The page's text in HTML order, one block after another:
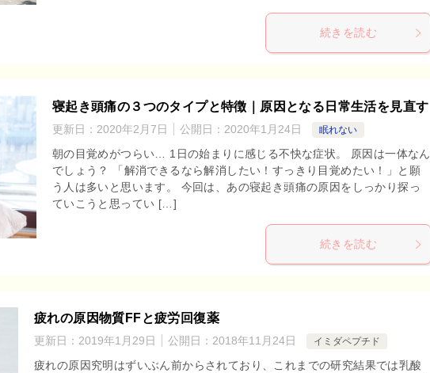
続きを読む
寝起き頭痛の３つのタイプと特徴｜原因となる日常生活を見直す
更新日： 2020年2月7日 公開日： 2020年1月24日 眠れない
朝の目覚めがつらい… 1日の始まりに感じる不快な症状。 原因は一体なん
でしょう？ 「解消できるなら解消したい！すっきり目覚めたい！」と願
う人は多いと思います。 今回は、あの寝起き頭痛の原因をしっかり探っ
ていこうと思ってい […]
続きを読む
疲れの原因物質FFと疲労回復薬
更新日： 2019年1月29日 公開日： 2018年11月24日 イミダペプチド
疲れの原因究明はずいぶん前からされており、これまでの研究結果では乳酸